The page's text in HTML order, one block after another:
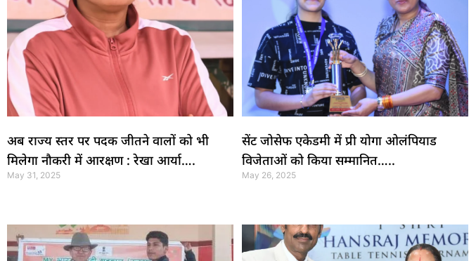
अब राज्य स्तर पर पदक जीतने वालों को भी
मिलेगा नौकरी में आरक्षण : रेखा आर्या….
May 31, 2025
सेंट जोसेफ एकेडमी में प्री योगा ओलंपियाड
विजेताओं को किया सम्मानित…..
May 26, 2025